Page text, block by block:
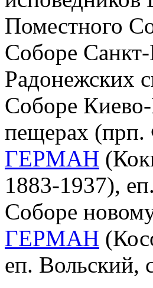
Поместного
Соборе
Радонежских
Соборе
пещерах
ГЕРМАН
1883-1937),
Соборе
ГЕРМАН
еп. Вольский,